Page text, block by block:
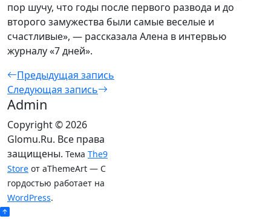
пор шучу, что годы после первого развода и до
второго замужества были самые веселые и
счастливые», — рассказала Алена в интервью
журналу «7 дней».
Предыдущая запись
Следующая запись
Admin
Copyright © 2026
Glomu.Ru. Все права
защищены. Тема The9
Store от aThemeArt — С
гордостью работает на
WordPress.